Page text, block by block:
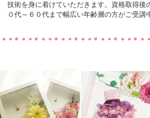
技術を身に着けていただきます。資格取得後
０代～６０代まで幅広い年齢層の方がご受講